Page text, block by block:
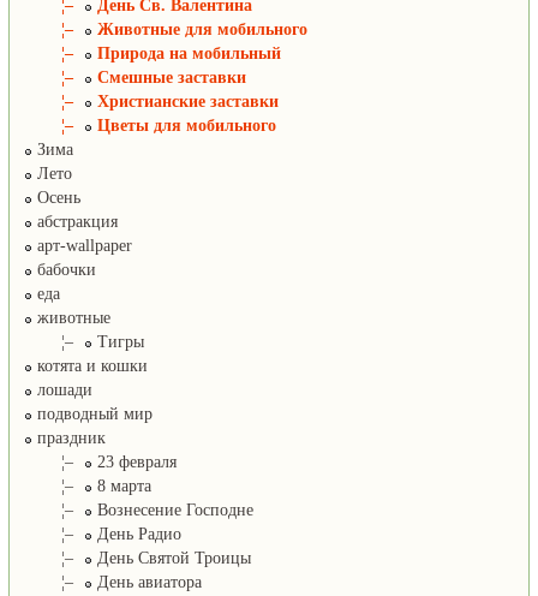
¦–
День Св. Валентина
¦–
Животные для мобильного
¦–
Природа на мобильный
¦–
Смешные заставки
¦–
Христианские заставки
¦–
Цветы для мобильного
Зима
Лето
Осень
абстракция
арт-wallpaper
бабочки
еда
животные
¦–
Тигры
котята и кошки
лошади
подводный мир
праздник
¦–
23 февраля
¦–
8 марта
¦–
Вознесение Господне
¦–
День Радио
¦–
День Святой Троицы
¦–
День авиатора